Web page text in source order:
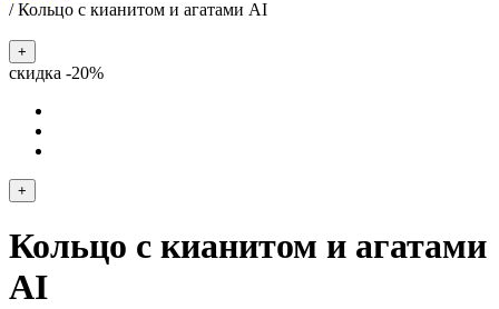
/Кольцо с кианитом и агатами AI
+
скидка -20%
+
Кольцо с кианитом и агатами
AI